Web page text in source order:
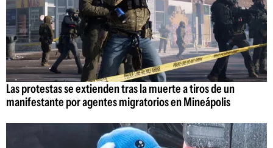
Las protestas se extienden tras la muerte a tiros de un
manifestante por agentes migratorios en Mineápolis